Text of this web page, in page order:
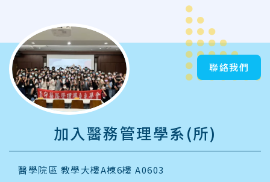
加入醫務管理學系(所)
聯絡我們
醫學院區 教學大樓A棟6樓 A0603